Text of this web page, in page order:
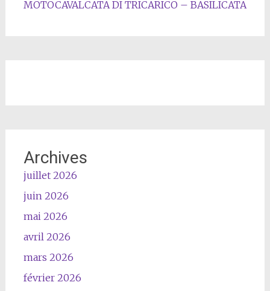
MOTOCAVALCATA DI TRICARICO – BASILICATA
Archives
juillet 2026
juin 2026
mai 2026
avril 2026
mars 2026
février 2026